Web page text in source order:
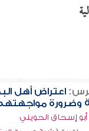
اعتراض أهل
وضرورة
أبو إسحاق الحويني